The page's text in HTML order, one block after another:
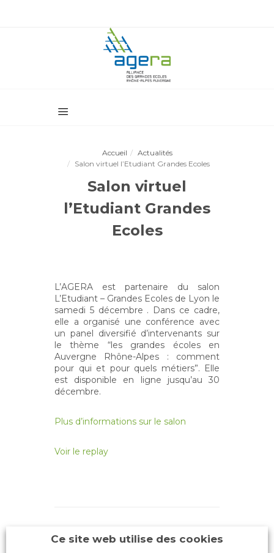
Accueil
Actualités
Salon virtuel l’Etudiant Grandes Ecoles
Salon virtuel
l’Etudiant Grandes
Ecoles
L’AGERA est partenaire du salon
L’Etudiant – Grandes Ecoles de Lyon le
samedi 5 décembre . Dans ce cadre,
elle a organisé une conférence avec
un panel diversifié d’intervenants sur
le thème “les grandes écoles en
Auvergne Rhône-Alpes : comment
pour qui et pour quels métiers”. Elle
est disponible en ligne jusqu’au 30
décembre.
Plus d’informations sur le salon
Voir le replay
Ce site web utilise des cookies